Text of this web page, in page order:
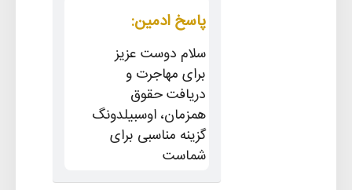
پاسخ ادمین:
سلام دوست عزیز
برای مهاجرت و
دریافت حقوق
همزمان، اوسبیلدونگ
گزینه مناسبی برای
شماست